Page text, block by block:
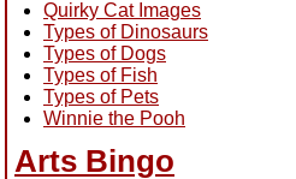
Quirky Cat Images
Types of Dinosaurs
Types of Dogs
Types of Fish
Types of Pets
Winnie the Pooh
Arts Bingo